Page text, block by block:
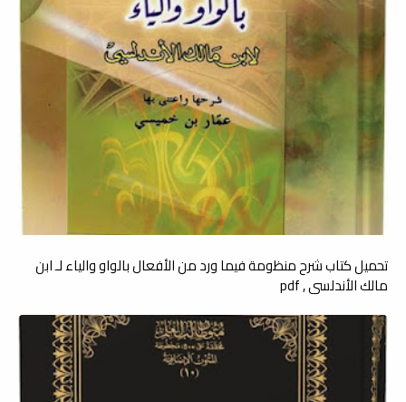
تحميل كتاب شرح منظومة فيما ورد من الأفعال بالواو والياء لـ ابن
مالك الأندلسي , pdf